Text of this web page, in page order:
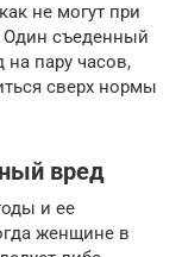
не могут при
Один съеденный
на пару часов,
сверх нормы
вред
и ее
женщине в